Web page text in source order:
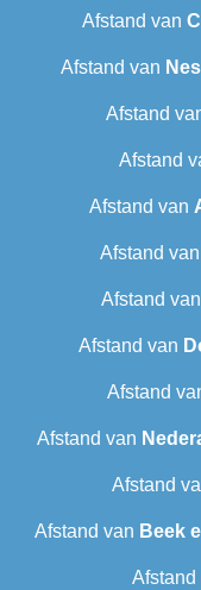
Afstand van
Afstand van
Afstand
Afstand
Afstand van
Afstand van
Afstand van
Afstand van
Afstand
Afstand van
Afstand
Afstand van Beek
Afstand